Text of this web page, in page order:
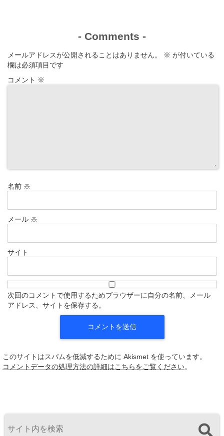
- Comments -
メールアドレスが公開されることはありません。 ※ が付いている
欄は必須項目です
コメント ※
名前 ※
メール ※
サイト
次回のコメントで使用するためブラウザーに自分の名前、メール
アドレス、サイトを保存する。
このサイトはスパムを低減するために Akismet を使っています。
コメントデータの処理方法の詳細はこちらをご覧ください。